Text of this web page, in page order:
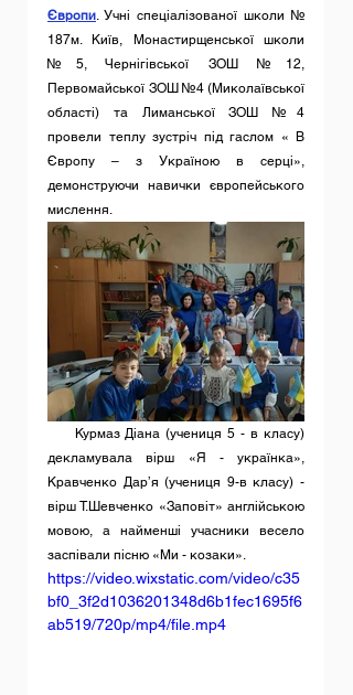
Європи. Учні спеціалізованої школи №
187м. Київ, Монастирщенської школи
№5, Чернігівської ЗОШ №12,
Первомайської ЗОШ №4 (Миколаївської
області) та Лиманської ЗОШ №4
провели теплу зустріч під гаслом « В
Європу – з Україною в серці»,
демонструючи навички європейського
мислення.
декламувала вірш «Я - українка»,
Кравченко Дар’я (учениця 9-в класу) -
вірш Т.Шевченко «Заповіт» англійською
мовою, а найменші учасники весело
заспівали пісню «Ми - козаки».
https://video.wixstatic.com/video/c35
bf0_3f2d1036201348d6b1fec1695f6
ab519/720p/mp4/file.mp4